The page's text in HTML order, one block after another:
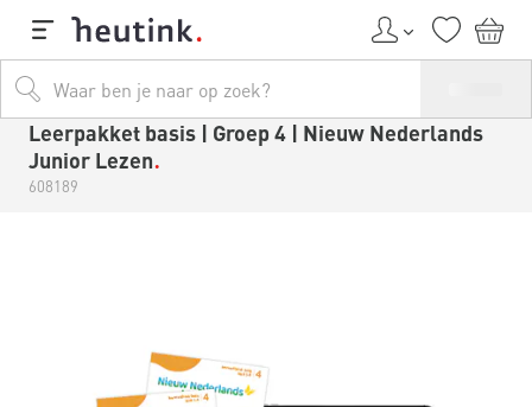
Leerpakket basis | Groep 4 | Nieuw Nederlands
Junior Lezen
608189